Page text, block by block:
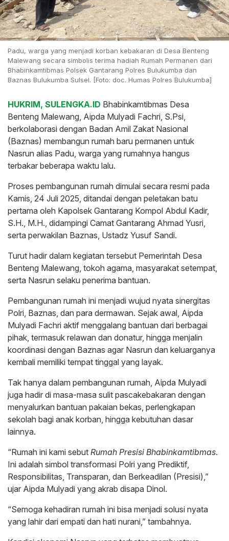
Padu, warga yang menjadi korban kebakaran di Desa Benteng
Malewang secara simbolis terima hadiah Rumah Permanen dari
Bhabinkamtibmas Polsek Gantarang Polres Bulukumba dan
Baznas Bulukumba Sulsel. [Foto: doc. Humas Polres Bulukumba]
HUKRIM, SULENGKA.ID Bhabinkamtibmas Desa
Benteng Malewang, Aipda Mulyadi Fachri, S.Psi,
berkolaborasi dengan Badan Amil Zakat Nasional
(Baznas) membangun rumah baru permanen untuk
Nasrun alias Padu, warga yang rumahnya hangus
terbakar beberapa waktu lalu.
Proses pembangunan rumah dimulai secara resmi pada
Kamis, 24 Juli 2025, ditandai dengan peletakan batu
pertama oleh Kapolsek Gantarang Kompol Abdul Kadir,
S.H., M.H., didampingi Camat Gantarang Ahmad Yusri,
serta perwakilan Baznas, Ustadz Yusuf Sandi.
Turut hadir dalam kegiatan tersebut Pemerintah Desa
Benteng Malewang, tokoh agama, masyarakat setempat,
serta Nasrun selaku penerima bantuan.
Pembangunan rumah ini menjadi wujud nyata sinergitas
Polri, Baznas, dan para dermawan. Sejak awal, Aipda
Mulyadi Fachri aktif menggalang bantuan dari berbagai
pihak, termasuk relawan dan donatur, hingga menjalin
koordinasi dengan Baznas agar Nasrun dan keluarganya
kembali memiliki tempat tinggal yang layak.
Tak hanya dalam pembangunan rumah, Aipda Mulyadi
juga hadir di masa-masa sulit pascakebakaran dengan
menyalurkan bantuan pakaian bekas, perlengkapan
sekolah bagi anak korban, hingga kebutuhan dasar
lainnya.
“Rumah ini kami sebut Rumah Presisi Bhabinkamtibmas.
Ini adalah simbol transformasi Polri yang Prediktif,
Responsibilitas, Transparan, dan Berkeadilan (Presisi),”
ujar Aipda Mulyadi yang akrab disapa Dinol.
“Semoga kehadiran rumah ini bisa menjadi solusi nyata
yang lahir dari empati dan hati nurani,” tambahnya.